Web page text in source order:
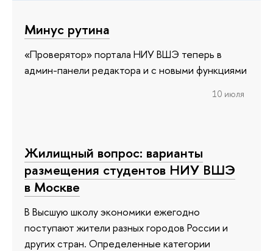
Минус рутина
«Проверятор» портала НИУ ВШЭ теперь в
админ-панели редактора и с новыми функциями
10 июля
Жилищный вопрос: варианты
размещения студентов НИУ ВШЭ
в Москве
В Высшую школу экономики ежегодно
поступают жители разных городов России и
других стран. Определенные категории